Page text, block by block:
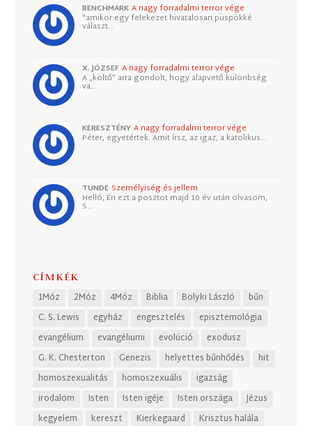
BENCHMARK A nagy forradalmi terror vége
"amikor egy felekezet hivatalosan püspökké
választ…
X. JÓZSEF A nagy forradalmi terror vége
A „költő” arra gondolt, hogy alapvető különbség
va…
KERESZTÉNY A nagy forradalmi terror vége
Péter, egyetértek. Amit írsz, az igaz, a katolikus…
TUNDE Személyiség és jellem
Helló, Én ezt a posztot majd 10 év után olvasom,
S…
CÍMKÉK
1Móz 2Móz 4Móz Biblia Bolyki László
bűn
C. S. Lewis
egyház engesztelés
episztemológia
evangélium
evangéliumi evolúció
exodusz
G. K. Chesterton
Genezis helyettes bűnhődés
hit
homoszexualitás
homoszexuális
igazság
irodalom
Isten Isten igéje Isten országa
Jézus
kegyelem
kereszt Kierkegaard Krisztus halála